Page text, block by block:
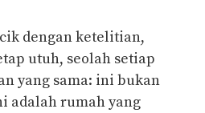
dengan ketelitian,
utuh, seolah setiap
yang sama: ini bukan
adalah rumah yang